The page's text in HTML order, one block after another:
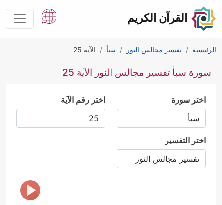
القرآن الكريم
الرئيسية تفسير مجالس النور سبأ الآية 25
سورة سبأ تفسير مجالس النور الآية 25
اختر سورة اختر رقم الآية
اختر التفسير